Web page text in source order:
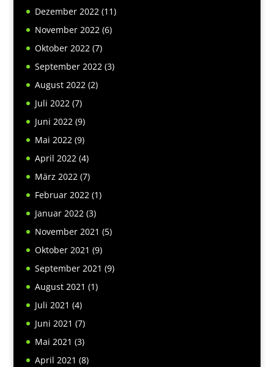
Dezember 2022(11)
November 2022(6)
Oktober 2022(7)
September 2022(3)
August 2022(2)
Juli 2022(7)
Juni 2022(9)
Mai 2022(9)
April 2022(4)
März 2022(7)
Februar 2022(1)
Januar 2022(3)
November 2021 (5)
Oktober 2021 (9)
September 2021 (9)
August 2021 (1)
Juli 2021 (4)
Juni 2021 (7)
Mai 2021 (3)
April 2021 (8)